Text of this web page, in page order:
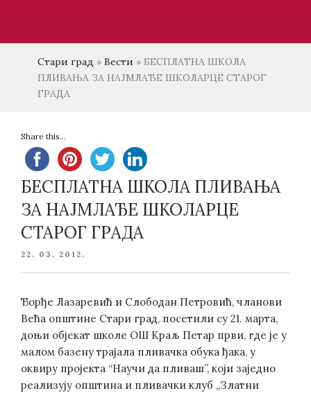
Стари град » Вести » БЕСПЛАТНА ШКОЛА
ПЛИВАЊА ЗА НАЈМЛАЂЕ ШКОЛАРЦЕ СТАРОГ
ГРАДА
Share this...
БЕСПЛАТНА ШКОЛА ПЛИВАЊА
ЗА НАЈМЛАЂЕ ШКОЛАРЦЕ
СТАРОГ ГРАДА
POSTED
22. 03. 2012.
Ђорђе Лазаревић и Слободан Петровић, чланови
Већа општине Стари град, посетили су 21. марта,
доњи објекат школе ОШ Краљ Петар први, где је у
малом базену трајала пливачка обука ђака, у
оквиру пројекта “Научи да пливаш”, који заједно
реализују општина и пливачки клуб „Златни